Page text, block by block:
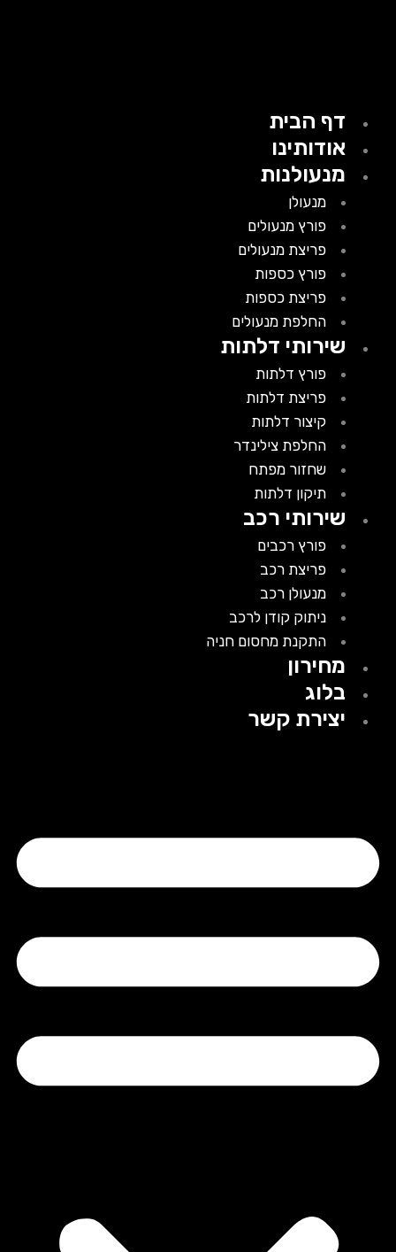
דף הבית
אודותינו
מנעולנות
מנעולן
פורץ מנעולים
פריצת מנעולים
פורץ כספות
פריצת כספות
החלפת מנעולים
שירותי דלתות
פורץ דלתות
פריצת דלתות
קיצור דלתות
החלפת צילינדר
שחזור מפתח
תיקון דלתות
שירותי רכב
פורץ רכבים
פריצת רכב
מנעולן רכב
ניתוק קודן לרכב
התקנת מחסום חניה
מחירון
בלוג
יצירת קשר